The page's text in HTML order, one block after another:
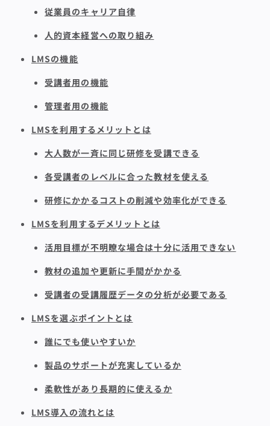
従業員のキャリア自律
人的資本経営への取り組み
LMSの機能
受講者用の機能
管理者用の機能
LMSを利用するメリットとは
大人数が一斉に同じ研修を受講できる
各受講者のレベルに合った教材を使える
研修にかかるコストの削減や効率化ができる
LMSを利用するデメリットとは
活用目標が不明瞭な場合は十分に活用できない
教材の追加や更新に手間がかかる
受講者の受講履歴データの分析が必要である
LMSを選ぶポイントとは
誰にでも使いやすいか
製品のサポートが充実しているか
柔軟性があり長期的に使えるか
LMS導入の流れとは